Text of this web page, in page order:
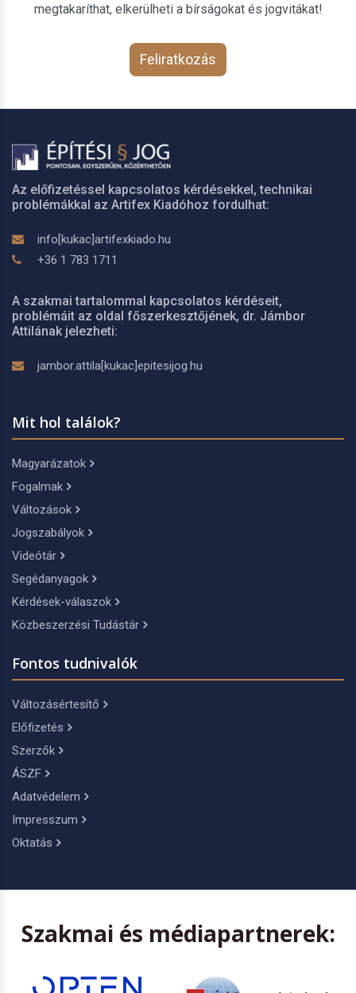
megtakaríthat, elkerülheti a bírságokat és jogvitákat!
Feliratkozás
Az előfizetéssel kapcsolatos kérdésekkel, technikai
problémákkal az Artifex Kiadóhoz fordulhat:
info[kukac]artifexkiado.hu
+36 1 783 1711
A szakmai tartalommal kapcsolatos kérdéseit,
problémáit az oldal főszerkesztőjének, dr. Jámbor
Attilának jelezheti:
jambor.attila[kukac]epitesijog.hu
Mit hol találok?
Magyarázatok
Fogalmak
Változások
Jogszabályok
Videótár
Segédanyagok
Kérdések-válaszok
Közbeszerzési Tudástár
Fontos tudnivalók
Változásértesítő
Előfizetés
Szerzők
ÁSZF
Adatvédelem
Impresszum
Oktatás
Szakmai és médiapartnerek: